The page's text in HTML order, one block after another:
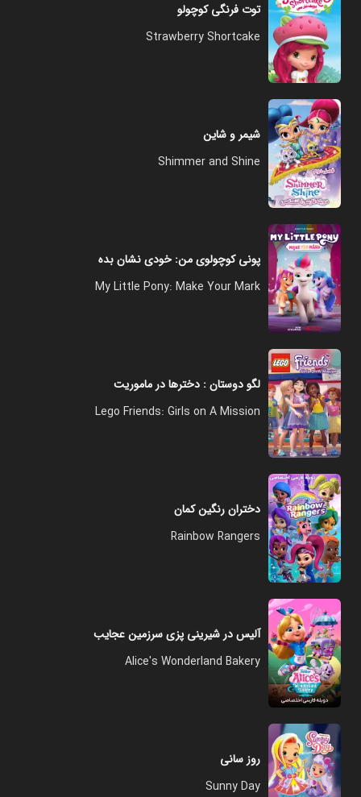
توت فرنگی کوچولو
Strawberry Shortcake
شیمر و شاین
Shimmer and Shine
پونی کوچولوی من: خودی نشان بده
My Little Pony: Make Your Mark
لگو دوستان : دخترها در ماموریت
Lego Friends: Girls on A Mission
دختران رنگین کمان
Rainbow Rangers
آلیس در شیرینی پزی سرزمین عجایب
Alice's Wonderland Bakery
روز سانی
Sunny Day